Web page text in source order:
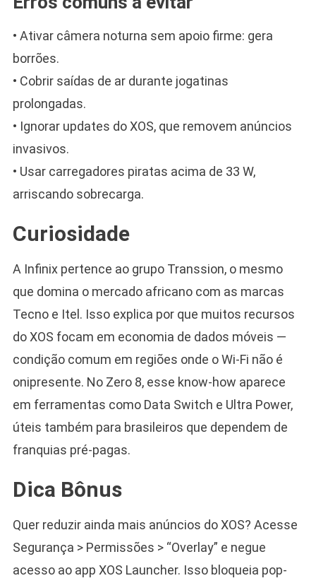
• Ativar câmera noturna sem apoio firme: gera
borrões.
• Cobrir saídas de ar durante jogatinas
prolongadas.
• Ignorar updates do XOS, que removem anúncios
invasivos.
• Usar carregadores piratas acima de 33 W,
arriscando sobrecarga.
Curiosidade
A Infinix pertence ao grupo Transsion, o mesmo
que domina o mercado africano com as marcas
Tecno e Itel. Isso explica por que muitos recursos
do XOS focam em economia de dados móveis —
condição comum em regiões onde o Wi-Fi não é
onipresente. No Zero 8, esse know-how aparece
em ferramentas como Data Switch e Ultra Power,
úteis também para brasileiros que dependem de
franquias pré-pagas.
Dica Bônus
Quer reduzir ainda mais anúncios do XOS? Acesse
Segurança > Permissões > “Overlay” e negue
acesso ao app XOS Launcher. Isso bloqueia pop-